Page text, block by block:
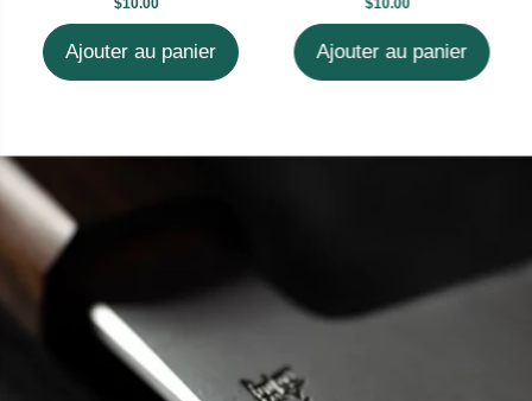
$10.00
Ajouter au panier
$10.00
Ajouter au panier